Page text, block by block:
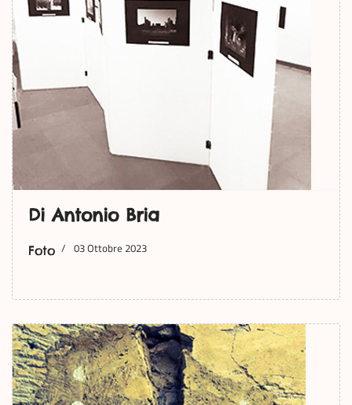
Di Antonio Bria
Foto 03 Ottobre 2023